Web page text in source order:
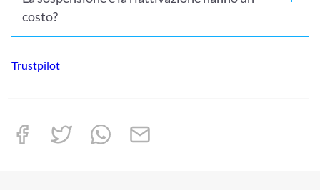
costo?
No,Sospensione e Riattivazione sono sempre gratuite!
Trustpilot